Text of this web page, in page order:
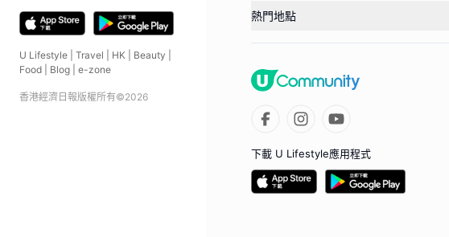
U Lifestyle Travel HK Beauty
Food
Blog e-zone
香港經濟日報版權所有©2026
熱門地點
下載 U Lifestyle應用程式